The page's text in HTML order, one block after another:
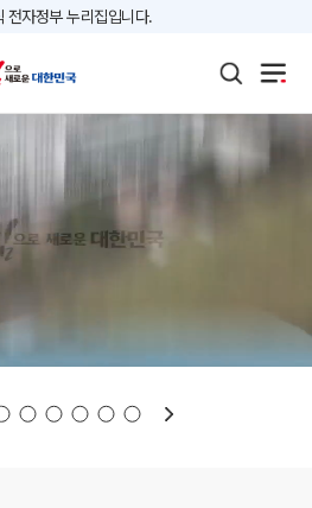
전자정부 누리집입니다.
재정정보